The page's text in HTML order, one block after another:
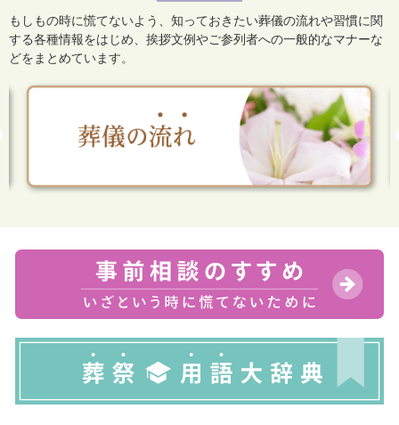
もしもの時に慌てないよう、知っておきたい葬儀の流れや習慣に関
する各種情報をはじめ、 挨拶文例やご参列者への一般的なマナーな
どをまとめています。